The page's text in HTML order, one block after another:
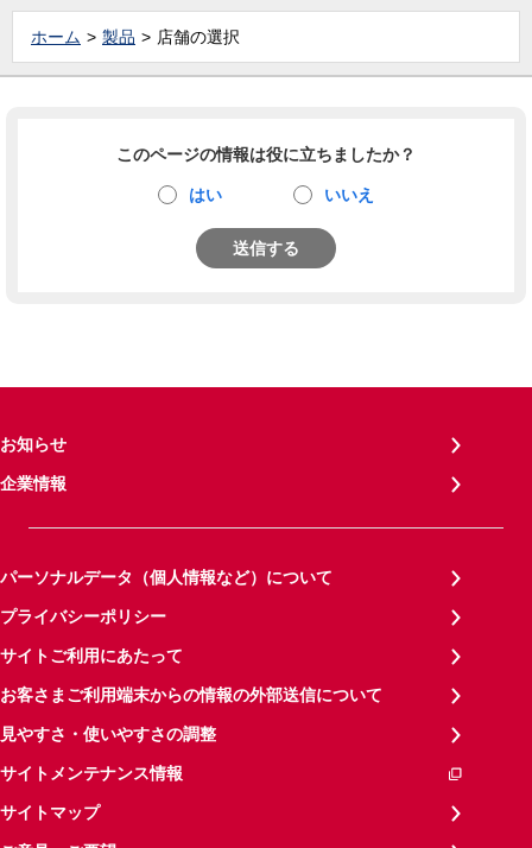
ホーム 製品 店舗の選択
このページの情報は役に立ちましたか？
はい いいえ
送信する
お知らせ
企業情報
パーソナルデータ（個人情報など）について
プライバシーポリシー
サイトご利用にあたって
お客さまご利用端末からの情報の外部送信について
見やすさ・使いやすさの調整
サイトメンテナンス情報
サイトマップ